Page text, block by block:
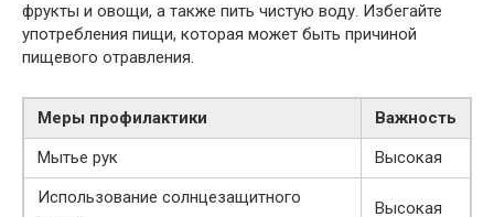
фрукты и овощи, а также пить чистую воду. Избегайте
употребления пищи, которая может быть причиной
пищевого отравления.
Меры профилактики
Важность
Мытье рук
Высокая
Использование солнцезащитного
Высокая